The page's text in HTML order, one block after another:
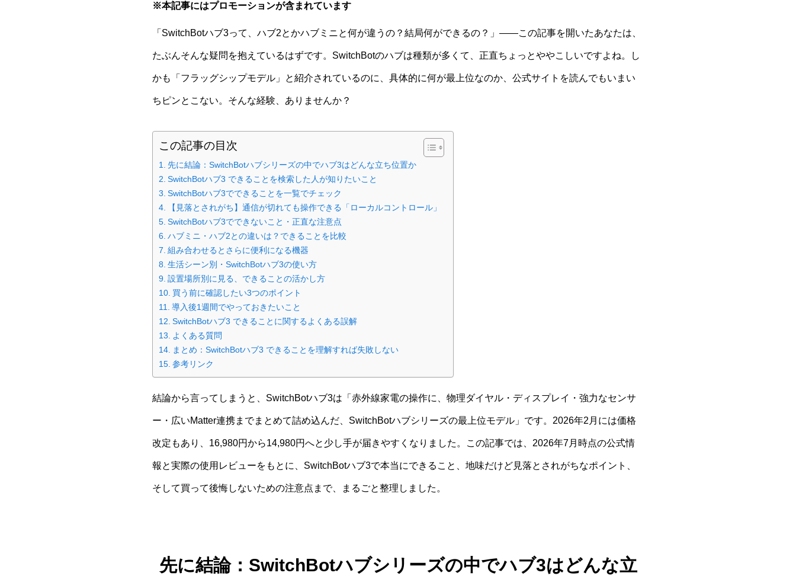
※本記事にはプロモーションが含まれています
「SwitchBotハブ3って、ハブ2とかハブミニと何が違うの？結局何ができるの？」——この記事を開いたあなたは、
たぶんそんな疑問を抱えているはずです。SwitchBotのハブは種類が多くて、正直ちょっとややこしいですよね。し
かも「フラッグシップモデル」と紹介されているのに、具体的に何が最上位なのか、公式サイトを読んでもいまい
ちピンとこない。そんな経験、ありませんか？
この記事の目次
先に結論：SwitchBotハブシリーズの中でハブ3はどんな立ち位置か
SwitchBotハブ3 できることを検索した人が知りたいこと
SwitchBotハブ3でできることを一覧でチェック
【見落とされがち】通信が切れても操作できる「ローカルコントロール」
SwitchBotハブ3でできないこと・正直な注意点
ハブミニ・ハブ2との違いは？できることを比較
組み合わせるとさらに便利になる機器
生活シーン別・SwitchBotハブ3の使い方
設置場所別に見る、できることの活かし方
買う前に確認したい3つのポイント
導入後1週間でやっておきたいこと
SwitchBotハブ3 できることに関するよくある誤解
よくある質問
まとめ：SwitchBotハブ3 できることを理解すれば失敗しない
参考リンク
結論から言ってしまうと、SwitchBotハブ3は「赤外線家電の操作に、物理ダイヤル・ディスプレイ・強力なセンサ
ー・広いMatter連携までまとめて詰め込んだ、SwitchBotハブシリーズの最上位モデル」です。2026年2月には価格
改定もあり、16,980円から14,980円へと少し手が届きやすくなりました。この記事では、2026年7月時点の公式情
報と実際の使用レビューをもとに、SwitchBotハブ3で本当にできること、地味だけど見落とされがちなポイント、
そして買って後悔しないための注意点まで、まるごと整理しました。
先に結論：SwitchBotハブシリーズの中でハブ3はどんな立